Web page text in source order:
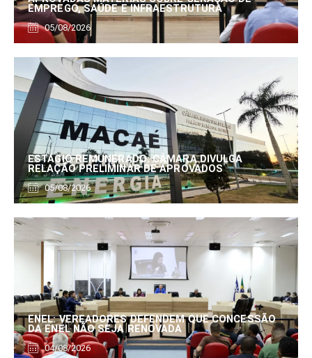
EMPREGO, SAÚDE E INFRAESTRUTURA
05/08/2026
ESTÁGIO REMUNERADO: CÂMARA DIVULGA
RELAÇÃO PRELIMINAR DE APROVADOS
05/08/2026
ENEL: VEREADORES DEFENDEM QUE CONCESSÃO
DA ENEL NÃO SEJA RENOVADA
04/08/2026